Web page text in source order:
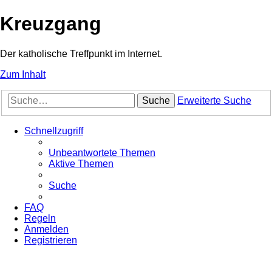
Kreuzgang
Der katholische Treffpunkt im Internet.
Zum Inhalt
Suche Erweiterte Suche
Schnellzugriff
Unbeantwortete Themen
Aktive Themen
Suche
FAQ
Regeln
Anmelden
Registrieren